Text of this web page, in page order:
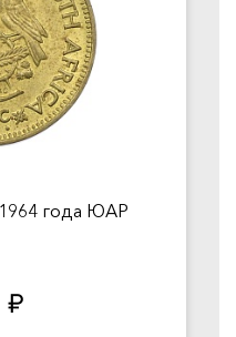
года ЮАР
руб.